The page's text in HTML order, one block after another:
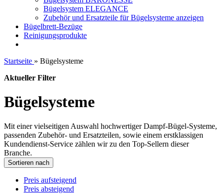
Bügelsystem ELEGANCE
Zubehör und Ersatzteile für Bügelsysteme anzeigen
Bügelbrett-Bezüge
Reinigungsprodukte
Startseite » Bügelsysteme
Aktueller Filter
Bügelsysteme
Mit einer vielseitigen Auswahl hochwertiger Dampf-Bügel-Systeme,
passenden Zubehör- und Ersatzteilen, sowie einem erstklassigen
Kundendienst-Service zählen wir zu den Top-Sellern dieser
Branche.
Sortieren nach
Preis aufsteigend
Preis absteigend